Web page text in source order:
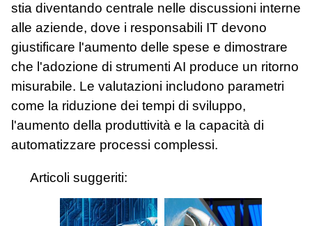
stia diventando centrale nelle discussioni interne
alle aziende, dove i responsabili IT devono
giustificare l'aumento delle spese e dimostrare
che l'adozione di strumenti AI produce un ritorno
misurabile. Le valutazioni includono parametri
come la riduzione dei tempi di sviluppo,
l'aumento della produttività e la capacità di
automatizzare processi complessi.
Articoli suggeriti: